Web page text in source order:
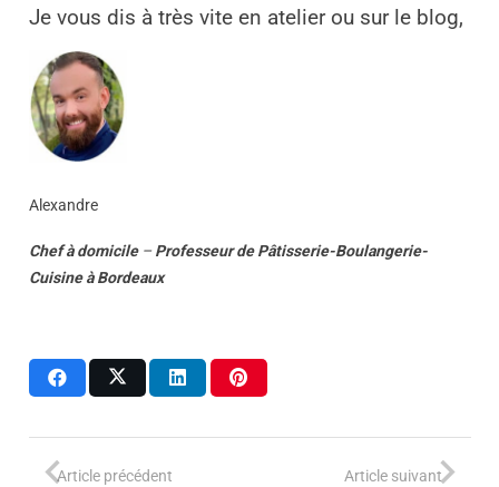
Je vous dis à très vite en atelier ou sur le blog,
Alexandre
Chef à domicile–Professeur de Pâtisserie-Boulangerie-
Cuisine à Bordeaux
Article précédent Article suivant